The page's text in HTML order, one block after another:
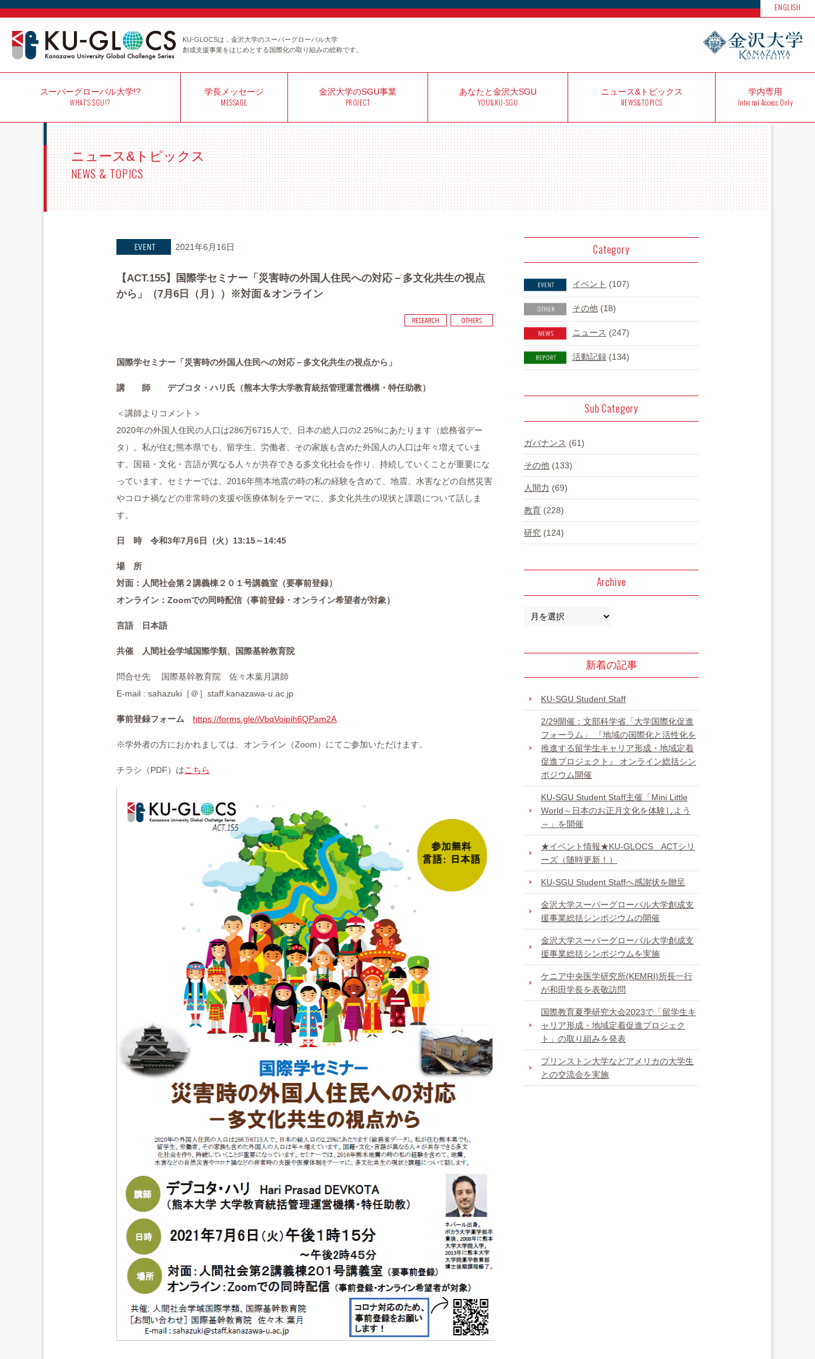
ENGLISH
KU-GLOCSは，金沢大学のスーパーグローバル大学
創成支援事業をはじめとする国際化の取り組みの総称です。
スーパーグローバル大学!?
WHAT'S SGU!?
学長メッセージ
MESSAGE
金沢大学のSGU事業
PROJECT
あなたと金沢大SGU
YOU&KU-SGU
ニュース&トピックス
NEWS&TOPICS
学内専用
Internal Access Only
ニュース&トピックス
NEWS & TOPICS
2021年6月16日
【ACT.155】国際学セミナー「災害時の外国人住民への対応－多文化共生の視点
から」（7月6日（月））※対面＆オンライン
国際学セミナー「災害時の外国人住民への対応－多文化共生の視点から」
講 師 デブコタ・ハリ氏（熊本大学大学教育統括管理運営機構・特任助教）
＜講師よりコメント＞
2020年の外国人住民の人口は286万6715人で、日本の総人口の2.25%にあたります（総務省デー
タ）。私が住む熊本県でも、留学生、労働者、その家族も含めた外国人の人口は年々増えていま
す。国籍・文化・言語が異なる人々が共存できる多文化社会を作り、持続していくことが重要にな
っています。セミナーでは、2016年熊本地震の時の私の経験を含めて、地震、水害などの自然災害
やコロナ禍などの非常時の支援や医療体制をテーマに、多文化共生の現状と課題について話しま
す。
日 時 令和3年7月6日（火）13:15～14:45
場 所
対面：人間社会第２講義棟２０１号講義室（要事前登録）
オンライン：Zoomでの同時配信（事前登録・オンライン希望者が対象）
言語 日本語
共催 人間社会学域国際学類、国際基幹教育院
問合せ先 国際基幹教育院 佐々木葉月講師
E-mail : sahazuki［＠］staff.kanazawa-u.ac.jp
事前登録フォーム https://forms.gle/iVbqVoipih6QPam2A
※学外者の方におかれましては、オンライン（Zoom）にてご参加いただけます。
チラシ（PDF）はこちら
Category
イベント (107)
その他 (18)
ニュース (247)
活動記録 (134)
Sub Category
ガバナンス (61)
その他 (133)
人間力 (69)
教育 (228)
研究 (124)
Archive
新着の記事
KU-SGU Student Staff
2/29開催：文部科学省「大学国際化促進
フォーラム」 『地域の国際化と活性化を
推進する留学生キャリア形成・地域定着
促進プロジェクト』 オンライン総括シン
ポジウム開催
KU-SGU Student Staff主催「Mini Little
World～日本のお正月文化を体験しよう
～」を開催
★イベント情報★KU-GLOCS ACTシリ
ーズ（随時更新！）
KU-SGU Student Staffへ感謝状を贈呈
金沢大学スーパーグローバル大学創成支
援事業総括シンポジウムの開催
金沢大学スーパーグローバル大学創成支
援事業総括シンポジウムを実施
ケニア中央医学研究所(KEMRI)所長一行
が和田学長を表敬訪問
国際教育夏季研究大会2023で「留学生キ
ャリア形成・地域定着促進プロジェク
ト」の取り組みを発表
プリンストン大学などアメリカの大学生
との交流会を実施